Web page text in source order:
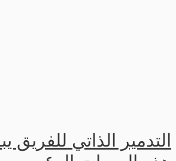
التدمير الذاتي للفريق